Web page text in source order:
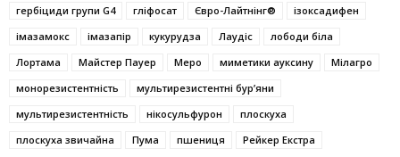
гербіциди групи G4
гліфосат Євро-Лайтнінг®
ізоксадифен
імазамокс
імазапір кукурудза Лаудіс
лободи біла
Лортама
Майстер Пауер Меро миметики ауксину
Мілагро
монорезистентність
мультирезистентні бур’яни
мультирезистентність
нікосульфурон
плоскуха
плоскуха звичайна
Пума пшениця
Рейкер Екстра